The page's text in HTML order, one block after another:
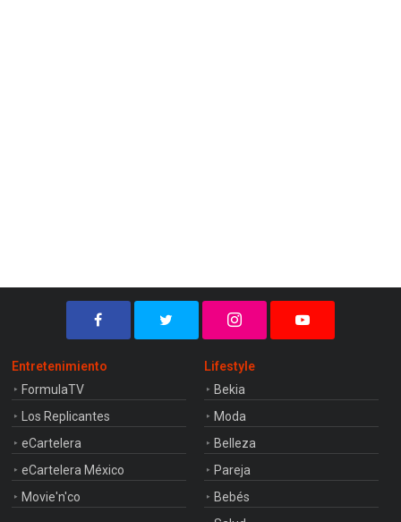
Entretenimiento
FormulaTV
Los Replicantes
eCartelera
eCartelera México
Movie'n'co
Lifestyle
Bekia
Moda
Belleza
Pareja
Bebés